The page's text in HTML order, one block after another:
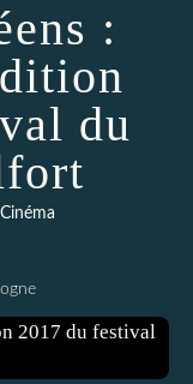
:
du
Cinéma